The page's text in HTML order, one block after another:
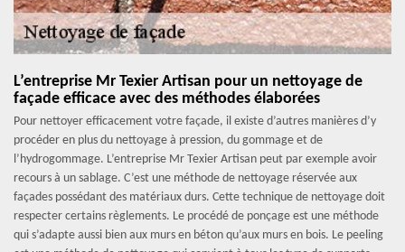
L’entreprise Mr Texier Artisan pour un nettoyage de
façade efficace avec des méthodes élaborées
Pour nettoyer efficacement votre façade, il existe d’autres manières d’y
procéder en plus du nettoyage à pression, du gommage et de
l’hydrogommage. L’entreprise Mr Texier Artisan peut par exemple avoir
recours à un sablage. C’est une méthode de nettoyage réservée aux
façades possédant des matériaux durs. Cette technique de nettoyage doit
respecter certains règlements. Le procédé de ponçage est une méthode
qui s’adapte aussi bien aux murs en béton qu’aux murs en bois. Le peeling